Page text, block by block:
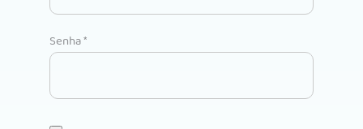
Senha*Obrigatório